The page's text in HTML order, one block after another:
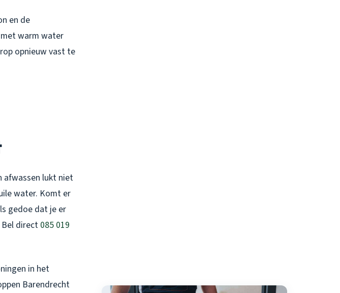
en de
warm water
opnieuw vast te
afwassen lukt niet
water. Komt er
gedoe dat je er
direct 085 019
in het
Barendrecht